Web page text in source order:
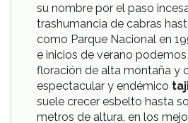
su nombre por el paso
trashumancia de cabras
como Parque Nacional en
e inicios de verano
floración de alta montaña y
espectacular y endémico
suele crecer esbelto hasta
metros de altura, en los